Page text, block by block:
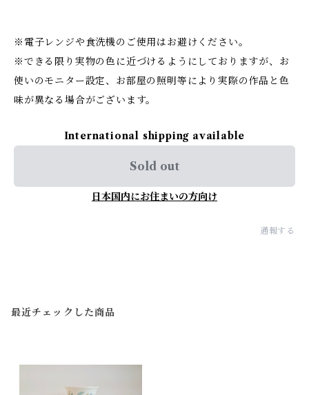
※電子レンジや食洗機のご使用はお避けください。
※できる限り実物の色に近づけるようにしておりますが、お
使いのモニター設定、お部屋の照明等により実際の作品と色
味が異なる場合がございます。
International shipping available
Sold out
日本国内にお住まいの方向け
通報する
最近チェックした商品